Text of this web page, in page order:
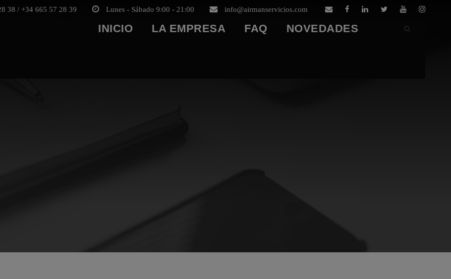
38 / +34 665 57 28 39 Lunes - Sábado 9:00 - 21:00 info@airmanservicios.com
INICIO LA EMPRESA FAQ NOVEDADES